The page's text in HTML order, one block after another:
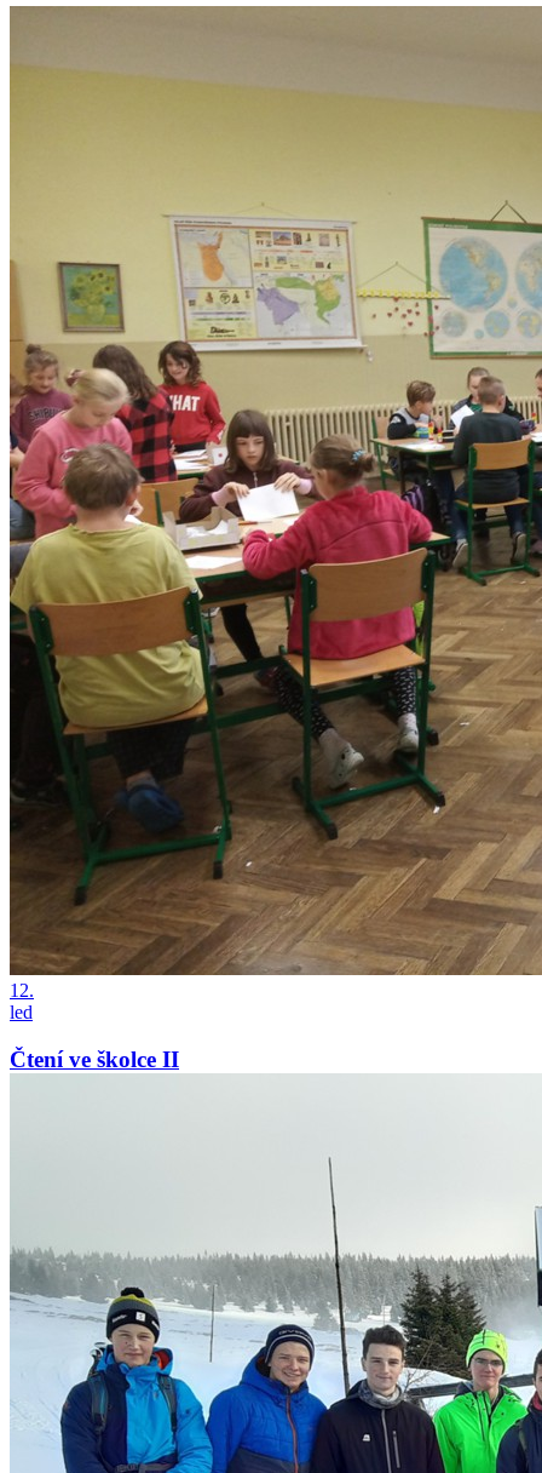
12.
led
Čtení ve školce II